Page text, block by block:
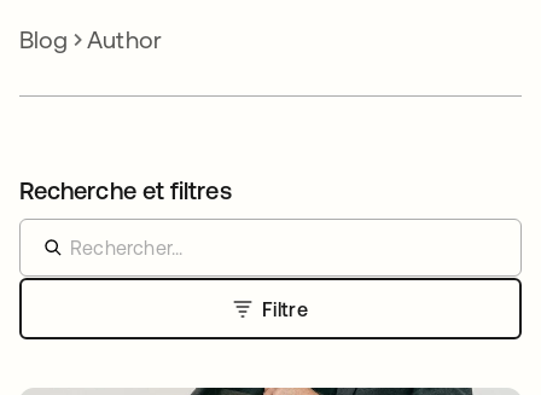
Blog Author
Recherche et filtres
Filtre